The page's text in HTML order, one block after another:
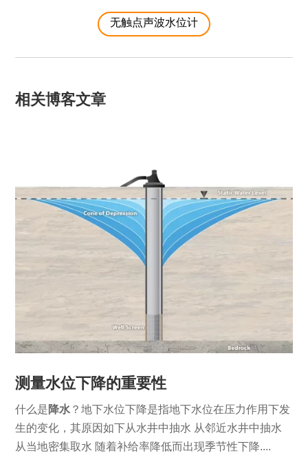
无触点声波水位计
相关博客文章
测量水位下降的重要性
什么是降水 ？地下水位下降是指地下水位在压力作用下发
生的变化，其原因如下从水井中抽水 从邻近水井中抽水
从当地密集取水 随着补给率降低而出现季节性下降....